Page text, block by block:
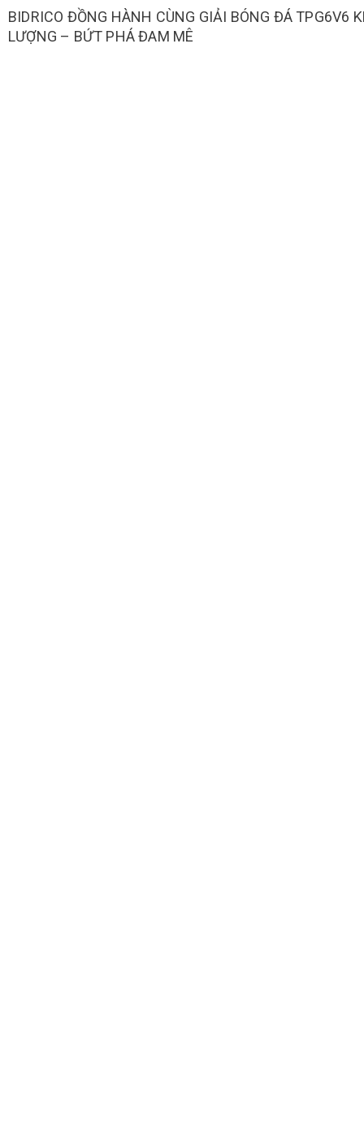
BIDRICO ĐỒNG HÀNH CÙNG GIẢI BÓNG ĐÁ TPG6V6
LƯỢNG – BỨT PHÁ ĐAM MÊ